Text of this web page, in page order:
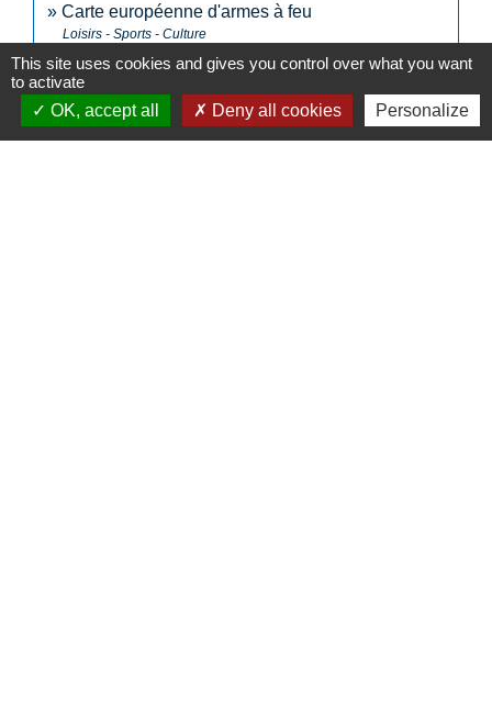
Carte européenne d'armes à feu
Loisirs - Sports - Culture
Signaler une erreur sur cette page
This site uses cookies and gives you control over what you want
to activate
OK, accept all
Deny all cookies Personalize